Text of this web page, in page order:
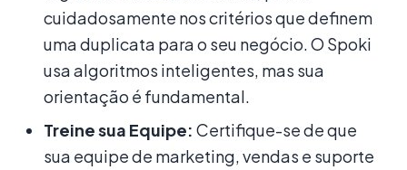
cuidadosamente nos critérios que definem
uma duplicata para o seu negócio. O Spoki
usa algoritmos inteligentes, mas sua
orientação é fundamental.
Treine sua Equipe: Certifique-se de que
sua equipe de marketing, vendas e suporte